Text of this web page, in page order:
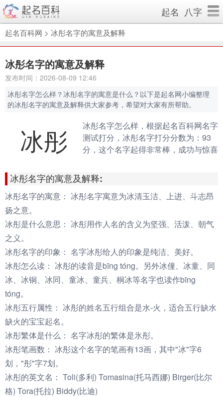
起名 八字
起名百科网 > 冰彤名字的寓意及解释
冰彤名字的寓意及解释
发布时间：2026-08-09 12:46
冰彤名字怎么样？冰彤名字的寓意是什么？以下是起名网小编整理
的冰彤名字的寓意及解释供大家参考，希望对大家有所帮助。
冰彤
冰彤名字怎么样，根据起名百科网名字
测试打分，冰彤名字打分分数为：93
分，这个名字起得非常棒，成功与惊喜
以上为很棒的名字，80-90分为很好的
名字，70分以下为不好的名字）
冰彤名字的寓意及解释:
冰彤名字的寓意： 冰彤名字寓意为冰清玉洁、上进、斗志昂
扬之意。
冰彤是什么意思： 冰彤用作人名的含义为坚强、活泼、朝气
之义。
冰彤名字的印象： 名字冰彤给人的印象是纯洁、美好。
冰彤怎么读： 冰彤的读音是bīng tóng。另外冰僮、冰童、同
冰、冰铜、冰同、童冰、童兵、桐冰等名字也读作bīng
tóng。
冰彤五行属性： 冰彤的姓名五行组合是水-火，适合五行缺水
缺火的宝宝起名。
冰彤繁体是什么： 名字冰彤的繁体是氷彤。
冰彤笔画数： 冰彤这个名字的笔画有13画，其中"冰"字6
划，"彤"字7划。
冰彤的英文名： Toli(多利) Tomasina(托马西娜) Birger(比尔
格) Tora(托拉) Biddy(比迪)